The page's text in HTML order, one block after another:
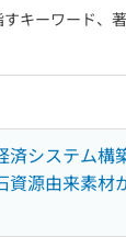
キーワード、
済システム構
資源由来素材